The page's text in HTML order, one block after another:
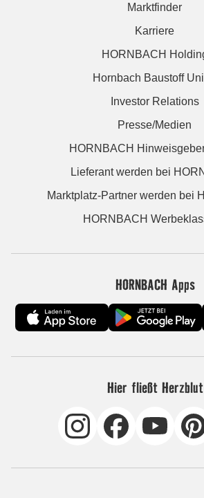
Marktfinder
Karriere
HORNBACH
Hornbach Baustoff
Investor Relations
Presse/Medien
HORNBACH
Lieferant werden bei
Marktplatz-Partner werden bei
HORNBACH
HORNBACH Apps
Hier fließt Herzblut